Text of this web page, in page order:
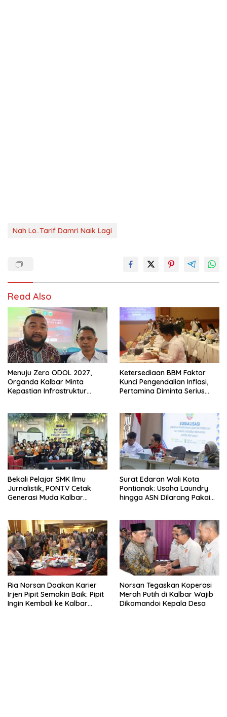
Nah Lo..Tarif Damri Naik Lagi
Read Also
Menuju Zero ODOL 2027,
Organda Kalbar Minta
Kepastian Infrastruktur
Ketersediaan BBM Faktor
Kunci Pengendalian Inflasi,
Pertamina Diminta Serius
Bekali Pelajar SMK Ilmu
Jurnalistik, PONTV Cetak
Generasi Muda Kalbar
Surat Edaran Wali Kota
Pontianak: Usaha Laundry
hingga ASN Dilarang Pakai
Ria Norsan Doakan Karier
Irjen Pipit Semakin Baik: Pipit
Ingin Kembali ke Kalbar
Norsan Tegaskan Koperasi
Merah Putih di Kalbar Wajib
Dikomandoi Kepala Desa